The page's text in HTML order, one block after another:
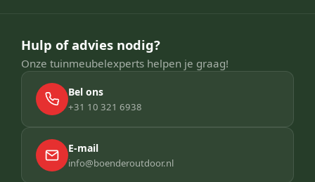
Hulp of advies nodig?
Onze tuinmeubelexperts helpen je graag!
Bel ons
+31 10 321 6938
E-mail
info@boenderoutdoor.nl